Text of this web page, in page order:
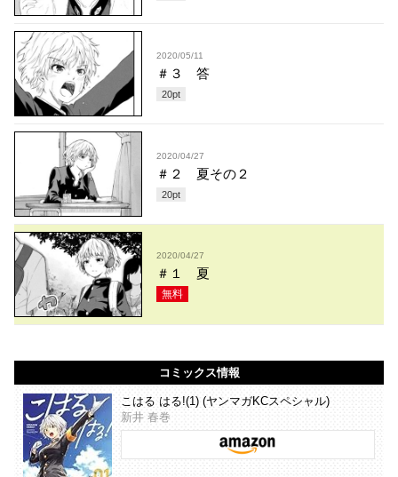
2020/05/11
＃３ 答
20pt
2020/04/27
＃２ 夏その２
20pt
2020/04/27
＃１ 夏
無料
コミックス情報
こはる はる!(1) (ヤンマガKCスペシャル)
新井 春巻